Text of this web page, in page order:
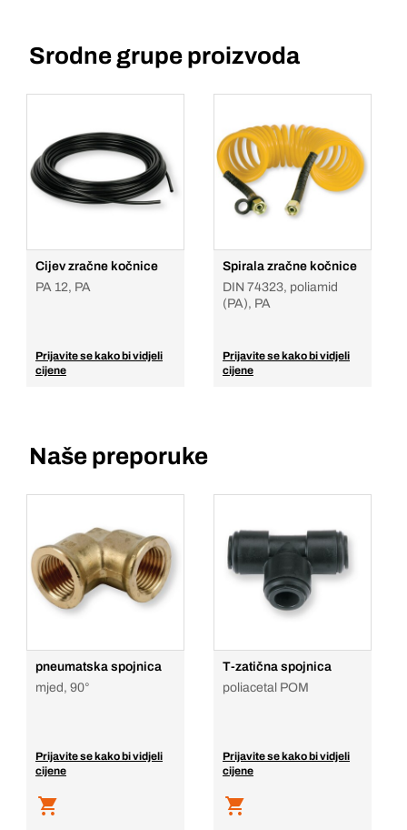
Srodne grupe proizvoda
Cijev zračne kočnice
PA 12, PA
Prijavite se kako bi vidjeli
cijene
Spirala zračne kočnice
DIN 74323, poliamid
(PA), PA
Prijavite se kako bi vidjeli
cijene
Naše preporuke
pneumatska spojnica
mjed, 90°
Prijavite se kako bi vidjeli
cijene
T-zatična spojnica
poliacetal POM
Prijavite se kako bi vidjeli
cijene